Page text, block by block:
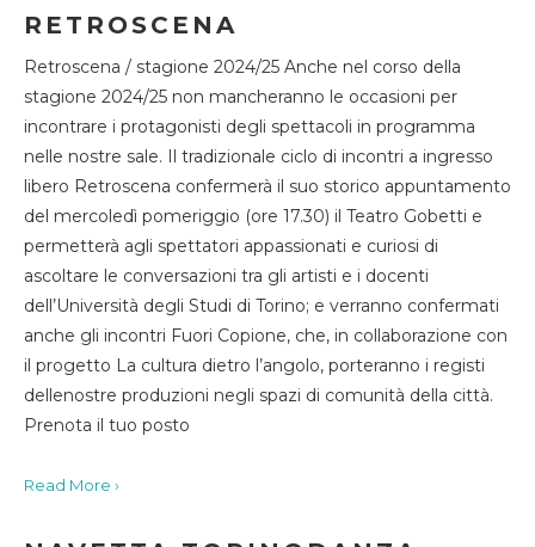
RETROSCENA
Retroscena / stagione 2024/25 Anche nel corso della
stagione 2024/25 non mancheranno le occasioni per
incontrare i protagonisti degli spettacoli in programma
nelle nostre sale. Il tradizionale ciclo di incontri a ingresso
libero Retroscena confermerà il suo storico appuntamento
del mercoledì pomeriggio (ore 17.30) il Teatro Gobetti e
permetterà agli spettatori appassionati e curiosi di
ascoltare le conversazioni tra gli artisti e i docenti
dell’Università degli Studi di Torino; e verranno confermati
anche gli incontri Fuori Copione, che, in collaborazione con
il progetto La cultura dietro l’angolo, porteranno i registi
dellenostre produzioni negli spazi di comunità della città.
Prenota il tuo posto
Read More ›